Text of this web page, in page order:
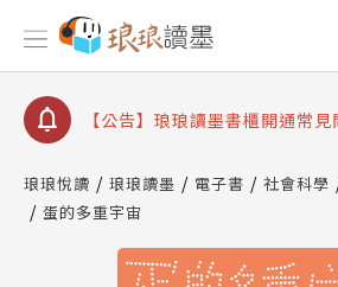
【公告】因 Readmoo 讀墨系統
停部分閱讀服務
【公告】琅琅讀墨數位閱讀資
【公告】琅琅讀墨書櫃開通常見
請圖文教學
【公告】琅琅書店服務升級重要
查詢
【公告】因 Readmoo 讀墨系
停部分閱讀服務
琅琅悅讀 琅琅讀墨 電子書 社會科學
蛋的多重宇宙